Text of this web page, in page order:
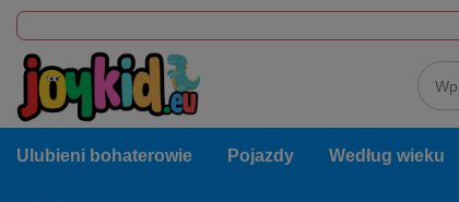
Ulubieni bohaterowie Pojazdy Według wieku